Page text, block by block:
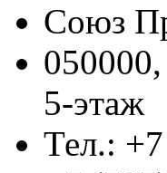
Союз
5-этаж
Тел.: